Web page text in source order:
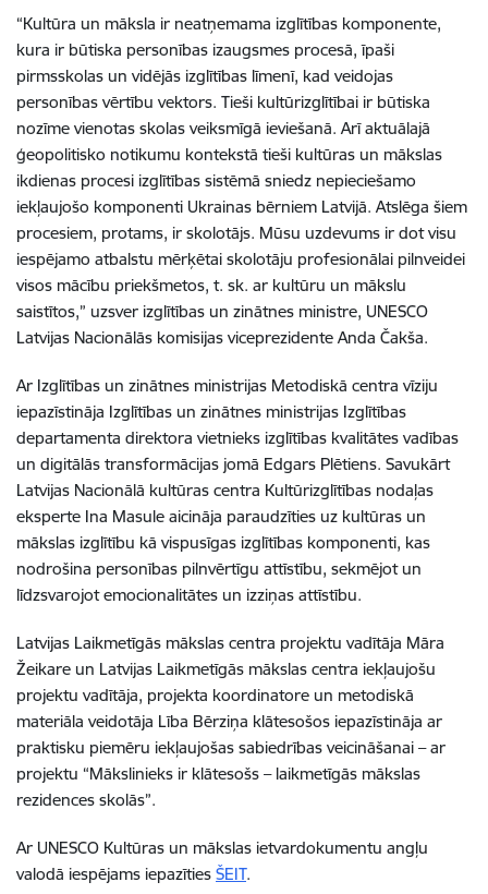
“Kultūra un māksla ir neatņemama izglītības komponente,
kura ir būtiska personības izaugsmes procesā, īpaši
pirmsskolas un vidējās izglītības līmenī, kad veidojas
personības vērtību vektors. Tieši kultūrizglītībai ir būtiska
nozīme vienotas skolas veiksmīgā ieviešanā. Arī aktuālajā
ģeopolitisko notikumu kontekstā tieši kultūras un mākslas
ikdienas procesi izglītības sistēmā sniedz nepieciešamo
iekļaujošo komponenti Ukrainas bērniem Latvijā. Atslēga šiem
procesiem, protams, ir skolotājs. Mūsu uzdevums ir dot visu
iespējamo atbalstu mērķētai skolotāju profesionālai pilnveidei
visos mācību priekšmetos, t. sk. ar kultūru un mākslu
saistītos,” uzsver izglītības un zinātnes ministre, UNESCO
Latvijas Nacionālās komisijas viceprezidente Anda Čakša.
Ar Izglītības un zinātnes ministrijas Metodiskā centra vīziju
iepazīstināja Izglītības un zinātnes ministrijas Izglītības
departamenta direktora vietnieks izglītības kvalitātes vadības
un digitālās transformācijas jomā Edgars Plētiens. Savukārt
Latvijas Nacionālā kultūras centra Kultūrizglītības nodaļas
eksperte Ina Masule aicināja paraudzīties uz kultūras un
mākslas izglītību kā vispusīgas izglītības komponenti, kas
nodrošina personības pilnvērtīgu attīstību, sekmējot un
līdzsvarojot emocionalitātes un izziņas attīstību.
Latvijas Laikmetīgās mākslas centra projektu vadītāja Māra
Žeikare un Latvijas Laikmetīgās mākslas centra iekļaujošu
projektu vadītāja, projekta koordinatore un metodiskā
materiāla veidotāja Lība Bērziņa klātesošos iepazīstināja ar
praktisku piemēru iekļaujošas sabiedrības veicināšanai – ar
projektu “Mākslinieks ir klātesošs – laikmetīgās mākslas
rezidences skolās”.
Ar UNESCO Kultūras un mākslas ietvardokumentu angļu
valodā iespējams iepazīties ŠEIT.